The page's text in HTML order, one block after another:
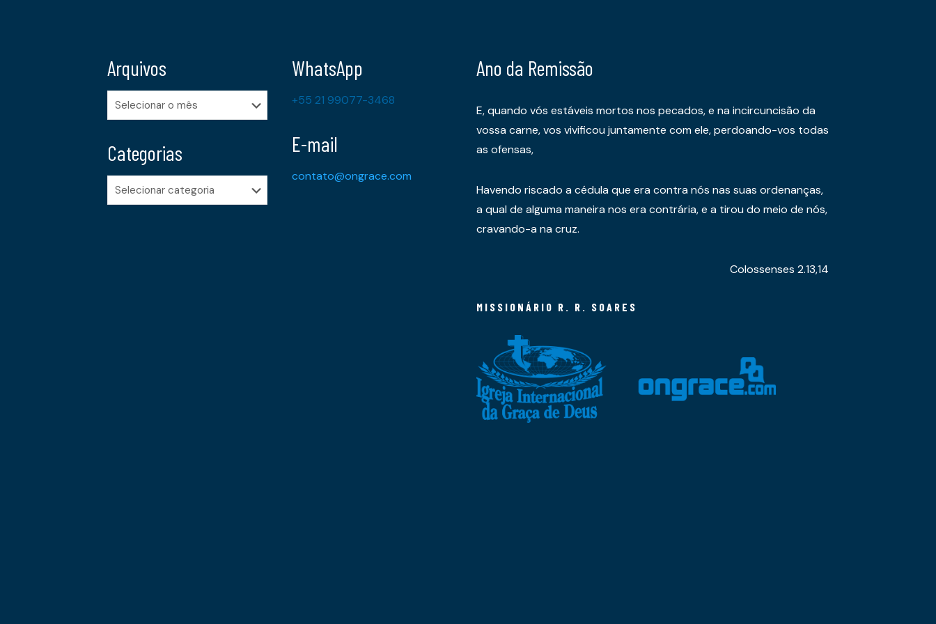
Arquivos
Arquivos
Categorias
Categorias
WhatsApp
+55 21 99077-3468
E-mail
contato@ongrace.com
Ano da Remissão
E, quando vós estáveis mortos nos pecados, e na incircuncisão da
vossa carne, vos vivificou juntamente com ele, perdoando-vos todas
as ofensas,
Havendo riscado a cédula que era contra nós nas suas ordenanças,
a qual de alguma maneira nos era contrária, e a tirou do meio de nós,
cravando-a na cruz.
Colossenses 2.13,14
MISSIONÁRIO R. R. SOARES